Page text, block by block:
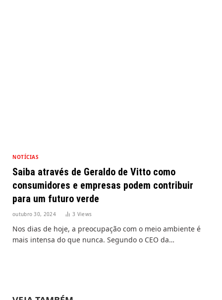
NOTÍCIAS
Saiba através de Geraldo de Vitto como
consumidores e empresas podem contribuir
para um futuro verde
outubro 30, 2024 3 Views
Nos dias de hoje, a preocupação com o meio ambiente é
mais intensa do que nunca. Segundo o CEO da…